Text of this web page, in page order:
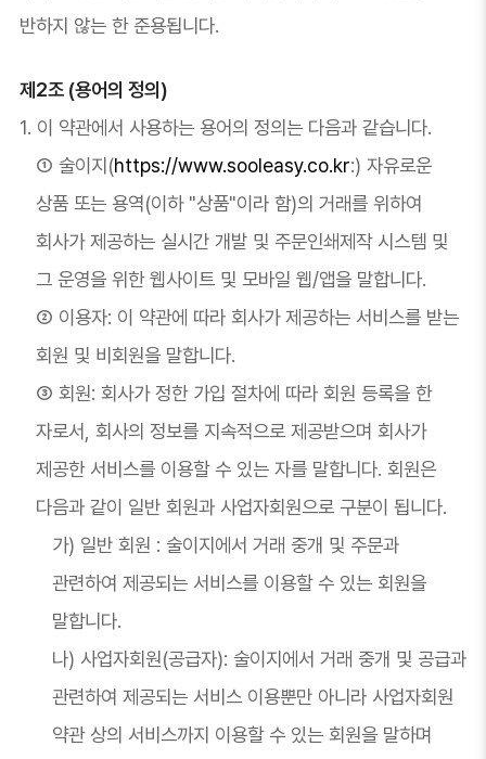
반하지 않는 한 준용됩니다.
제2조 (용어의 정의)
1. 이 약관에서 사용하는 용어의 정의는 다음과 같습니다.
① 술이지(https://www.sooleasy.co.kr:) 자유로운
상품 또는 용역(이하 "상품"이라 함)의 거래를 위하여
회사가 제공하는 실시간 개발 및 주문인쇄제작 시스템 및
그 운영을 위한 웹사이트 및 모바일 웹/앱을 말합니다.
② 이용자: 이 약관에 따라 회사가 제공하는 서비스를 받는
회원 및 비회원을 말합니다.
③ 회원: 회사가 정한 가입 절차에 따라 회원 등록을 한
자로서, 회사의 정보를 지속적으로 제공받으며 회사가
제공한 서비스를 이용할 수 있는 자를 말합니다. 회원은
다음과 같이 일반 회원과 사업자회원으로 구분이 됩니다.
가) 일반 회원 : 술이지에서 거래 중개 및 주문과
관련하여 제공되는 서비스를 이용할 수 있는 회원을
말합니다.
나) 사업자회원(공급자): 술이지에서 거래 중개 및 공급과
관련하여 제공되는 서비스 이용뿐만 아니라 사업자회원
약관 상의 서비스까지 이용할 수 있는 회원을 말하며